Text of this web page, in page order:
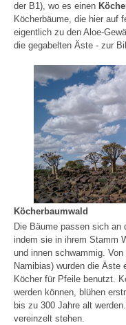
der B1), wo es einen
Köcherbäume, die hier auf
eigentlich zu den Aloe-
die gegabelten Äste - zur
Köcherbaumwald
Die Bäume passen sich an
indem sie in ihrem Stamm
und innen schwammig.
Namibias) wurden die Äste
Köcher für Pfeile benutzt.
werden können, blühen
bis zu 300 Jahre alt
vereinzelt stehen.